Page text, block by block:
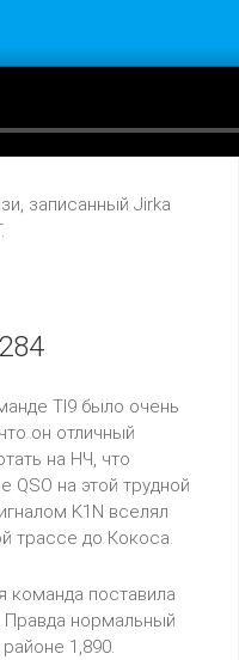
записанный Jirka
TI9 было очень
он отличный
на НЧ, что
QSO на этой трудной
K1 N вселял
трассе до Кокоса.
команда поставила
Правда нормальный
1,890.